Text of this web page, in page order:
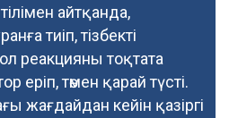
айтқанда,
тиіп, тізбекті
реакцияны тоқтата
еріп, төмен қарай түсті.
жағдайдан кейін қазіргі